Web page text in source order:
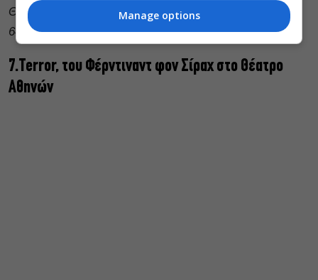
Θέατρο Φούρνος, Μαυρομιχάλη 168, Αθήνα. Τηλ.: 210
646 07 48
7.Terror, του Φέρντιναντ φον Σίραχ στο Θέατρο
Αθηνών
Manage options